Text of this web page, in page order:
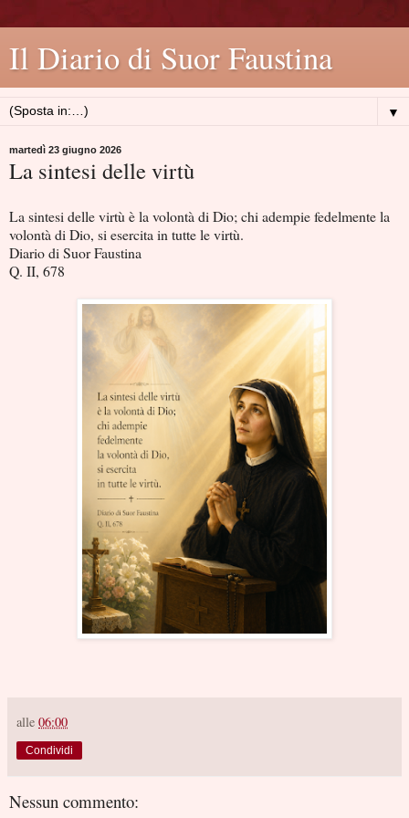
Il Diario di Suor Faustina
▼
martedì 23 giugno 2026
La sintesi delle virtù
La sintesi delle virtù è la volontà di Dio; chi adempie fedelmente la
volontà di Dio, si esercita in tutte le virtù.
Diario di Suor Faustina
Q. II, 678
alle 06:00
Condividi
Nessun commento: